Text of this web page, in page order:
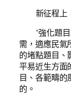
新征程上
“強化題
需，適應民氣
的堵點題目、
平易近生方面
目、各範疇的
的。